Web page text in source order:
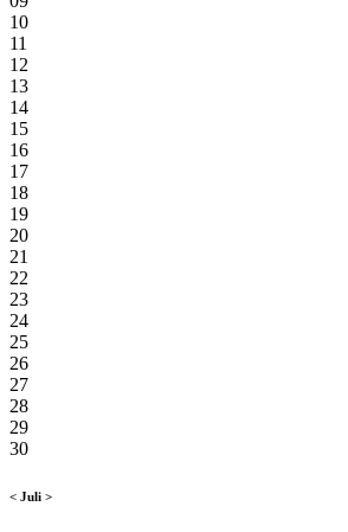
10
11
12
13
14
15
16
17
18
19
20
21
22
23
24
25
26
27
28
29
30
< Juli >